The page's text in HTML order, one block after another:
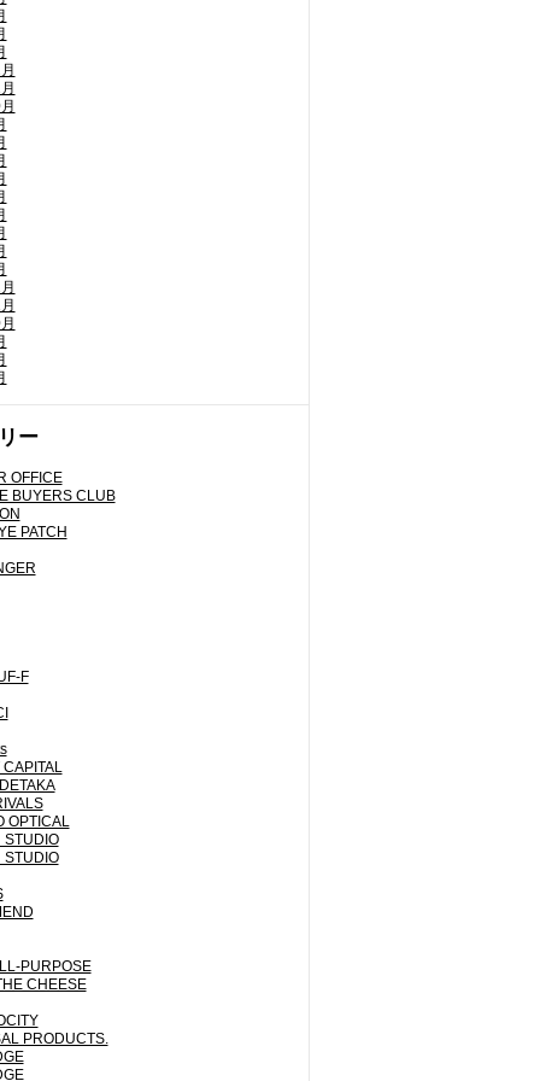
ー
OFFICE
BUYERS CLUB
PATCH
F
OPTICAL
STUDIO
STUDIO
PURPOSE
CHEESE
PRODUCTS.